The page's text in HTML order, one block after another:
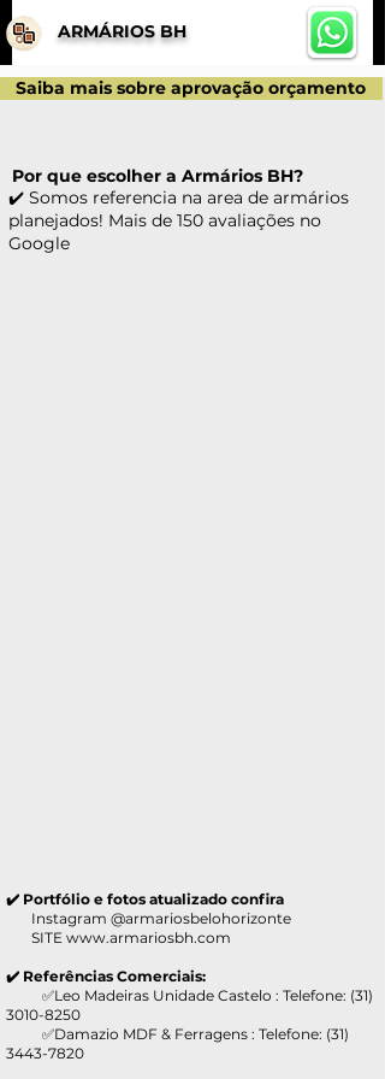
ARMÁRIOS BH
Saiba mais sobre aprovação orçamento
✔️ Somos referencia na area de armários
planejados! Mais de 150 avaliações no
Google
Por que escolher a Armários BH?
✔️ Portfólio e fotos atualizado confira
Instagram @armariosbelohorizonte
SITE www.armariosbh.com
✔️ Referências Comerciais:
✅Leo Madeiras Unidade Castelo : Telefone: (31)
3010-8250
✅Damazio MDF & Ferragens : Telefone: (31)
3443-7820